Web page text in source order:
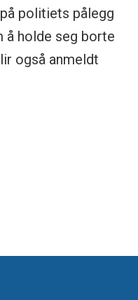
politiets pålegg
å holde seg borte
også anmeldt